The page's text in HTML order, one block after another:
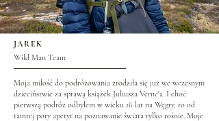
JAREK
Wild Man Team
Moja miłość do podróżowania zrodziła się już we wczesnym
dzieciństwie za sprawą książek Juliusza Verne'a. I choć
pierwszą podróż odbyłem w wieku 16 lat na Węgry, to od
tamtej pory apetyt na poznawanie świata tylko rośnie. Moje